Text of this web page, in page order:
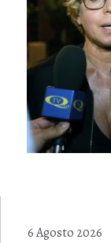
6 Agosto 2026